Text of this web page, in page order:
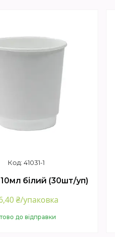
41031-1
білий (30шт/уп)
₴/упаковка
до відправки